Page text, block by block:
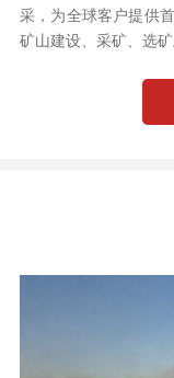
采，为全球客户提供
矿山建设、采矿、选